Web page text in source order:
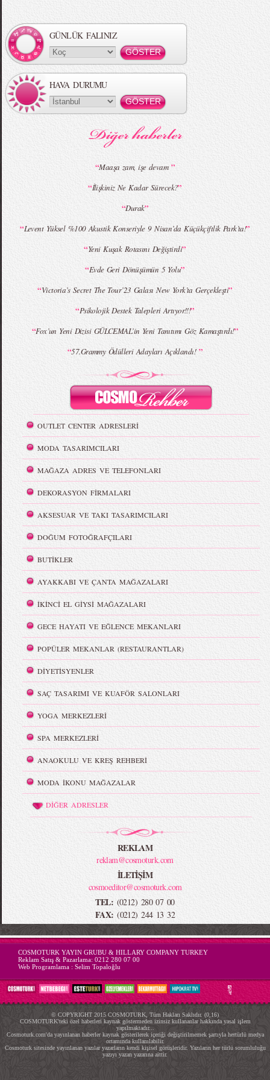
MBFWI - Gülçin Çengel 2015 Yaz
MBFWI - Zeynep Erdoğan 2015 Yaz
MBFWI - Giray Sepin 2015 Yaz Koleksiyonu MBFWI - Burçe Bekrek 2015 Yaz Koleksiyonu
GÜNLÜK FALINIZ
HAVA DURUMU
“Maaşa zam, işe devam ”
“İlişkiniz Ne Kadar Sürecek?”
“Durak”
“Levent Yüksel %100 Akustik Konseriyle 9 Nisan’da Küçükçiftlik Park’ta!”
“Yeni Kuşak Rotasını Değiştirdi”
“Evde Geri Dönüşümün 5 Yolu”
“Victoria’s Secret The Tour’23 Galası New York’ta Gerçekleşti”
“Psikolojik Destek Talepleri Artıyor!!!”
“Fox’un Yeni Dizisi GÜLCEMAL’in Yeni Tanıtımı Göz Kamaştırdı!”
“57.Grammy Ödülleri Adayları Açıklandı! ”
OUTLET CENTER ADRESLERİ
MODA TASARIMCILARI
MAĞAZA ADRES VE TELEFONLARI
DEKORASYON FİRMALARI
AKSESUAR VE TAKI TASARIMCILARI
DOĞUM FOTOĞRAFÇILARI
BUTİKLER
AYAKKABI VE ÇANTA MAĞAZALARI
İKİNCİ EL GİYSİ MAĞAZALARI
GECE HAYATI VE EĞLENCE MEKANLARI
POPÜLER MEKANLAR (RESTAURANTLAR)
DİYETİSYENLER
SAÇ TASARIMI VE KUAFÖR SALONLARI
YOGA MERKEZLERİ
SPA MERKEZLERİ
ANAOKULU VE KREŞ REHBERİ
MODA İKONU MAĞAZALAR
DİĞER ADRESLER
REKLAM
reklam@cosmoturk.com
İLETİŞİM
cosmoeditor@cosmoturk.com
TEL: (0212) 280 07 00
FAX: (0212) 244 13 32
-->
COSMOTURK YAYIN GRUBU & HILLARY COMPANY TURKEY
Reklam Satış & Pazarlama: 0212 280 07 00
Web Programlama : Selim Topaloğlu
© COPYRIGHT 2015 COSMOTURK, Tüm Hakları Saklıdır. (0,16)
COSMOTURK'teki özel haberleri kaynak göstermeden izinsiz kullananlar hakkında yasal işlem
yapılmaktadır...
Cosmoturk.com'da yayınlanan haberler kaynak gösterilerek içeriği değiştirilmemek şartıyla hertürlü medya
ortamında kullanılabilir.
Cosmoturk sitesinde yayınlanan yazılar yazarların kendi kişisel görüşleridir. Yazıların her türlü sorumluluğu
yazıyı yazan yazarına aittir.